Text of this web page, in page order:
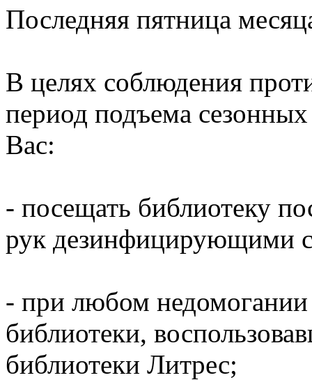
Последняя пятница
В целях соблюдения
период подъема
Вас:
- посещать библиотеку
рук дезинфицирующими
- при любом недомогании
библиотеки,
библиотеки Литрес;